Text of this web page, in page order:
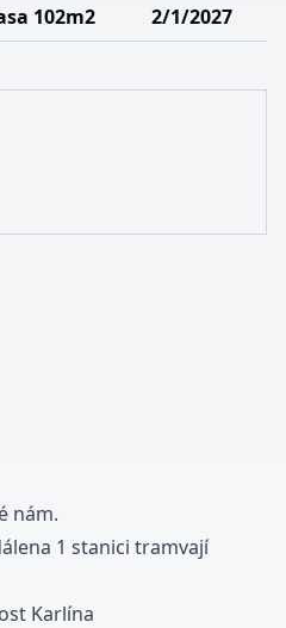
102m2 2/1/2027
nám.
1 stanici tramvají
Karlína